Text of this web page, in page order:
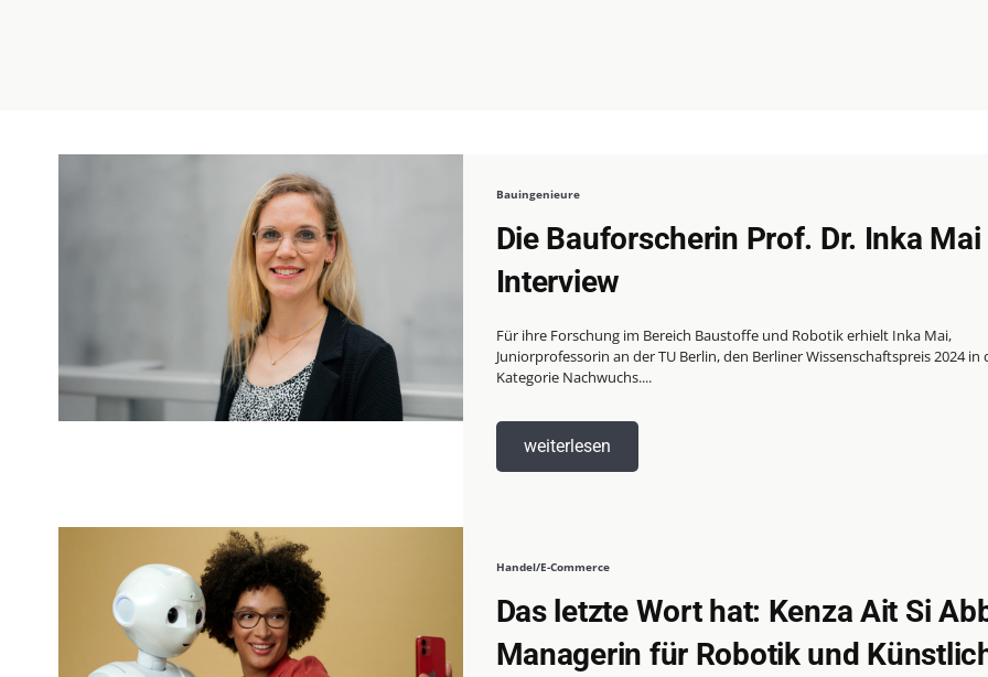
Bauingenieure
Die Bauforscherin Prof. Dr. Inka
Interview
Für ihre Forschung im Bereich Baustoffe und Robotik erhielt Inka Mai,
Juniorprofessorin an der TU Berlin, den Berliner Wissenschaftspreis 2024 in
Kategorie Nachwuchs....
weiterlesen
Handel/E-Commerce
Das letzte Wort hat: Kenza Ait Si
Managerin für Robotik und